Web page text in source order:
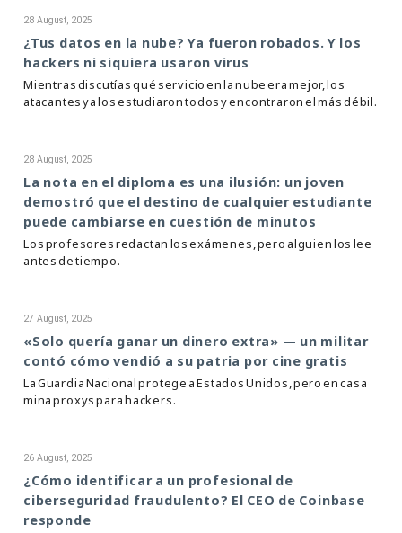
28 August, 2025
¿Tus datos en la nube? Ya fueron robados. Y los
hackers ni siquiera usaron virus
Mientras discutías qué servicio en la nube era mejor, los
atacantes ya los estudiaron todos y encontraron el más débil.
28 August, 2025
La nota en el diploma es una ilusión: un joven
demostró que el destino de cualquier estudiante
puede cambiarse en cuestión de minutos
Los profesores redactan los exámenes, pero alguien los lee
antes de tiempo.
27 August, 2025
«Solo quería ganar un dinero extra» — un militar
contó cómo vendió a su patria por cine gratis
La Guardia Nacional protege a Estados Unidos, pero en casa
mina proxys para hackers.
26 August, 2025
¿Cómo identificar a un profesional de
ciberseguridad fraudulento? El CEO de Coinbase
responde